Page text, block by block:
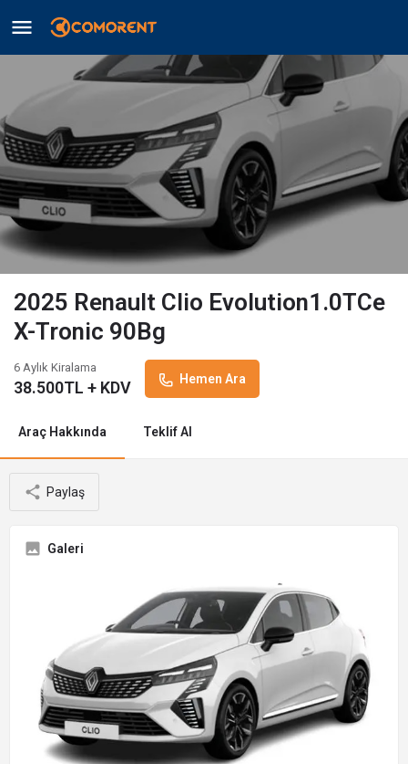
2025 Renault Clio Evolution1.0TCe
X-Tronic 90Bg
6 Aylık Kiralama
38.500TL + KDV Hemen Ara
Araç Hakkında Teklif Al
Paylaş
Galeri